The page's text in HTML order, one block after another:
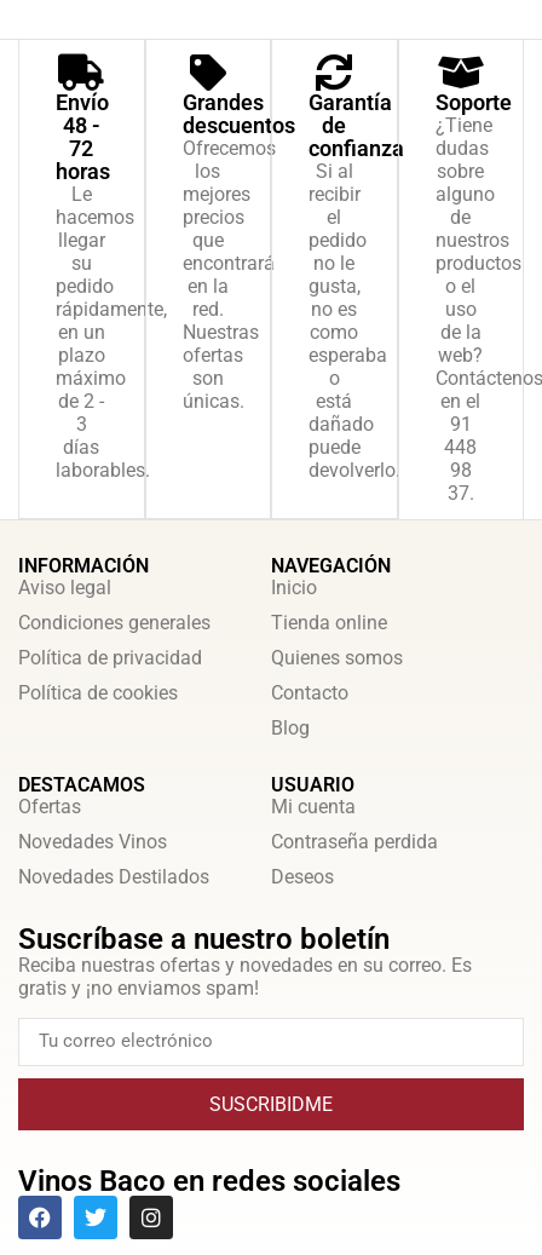
Envío
48 -
72
horas
Le
hacemos
llegar
su
pedido
rápidamente,
en un
plazo
máximo
de 2 -
3
días
laborables.
Grandes
descuentos
Ofrecemos
los
mejores
precios
que
encontrará
en la
red.
Nuestras
ofertas
son
únicas.
Garantía
de
confianza
Si al
recibir
el
pedido
no le
gusta,
no es
como
esperaba
o
está
dañado
puede
devolverlo.
Soporte
¿Tiene
dudas
sobre
alguno
de
nuestros
productos
o el
uso
de la
web?
Contáctenos
en el
91
448
98
37.
INFORMACIÓN
Aviso legal
Condiciones generales
Política de privacidad
Política de cookies
NAVEGACIÓN
Inicio
Tienda online
Quienes somos
Contacto
Blog
DESTACAMOS
Ofertas
Novedades Vinos
Novedades Destilados
USUARIO
Mi cuenta
Contraseña perdida
Deseos
Suscríbase a nuestro boletín
Reciba nuestras ofertas y novedades en su correo. Es
gratis y ¡no enviamos spam!
SUSCRIBIDME
Vinos Baco en redes sociales